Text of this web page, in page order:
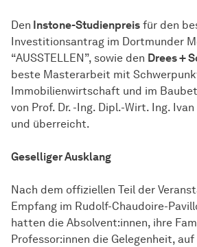
Den Instone-Studienpreis für den
Investitionsantrag im Dortmunder
“AUSSTELLEN”, sowie den Drees +
beste Masterarbeit mit
Immobilienwirtschaft und im
von Prof. Dr. -Ing. Dipl.-Wirt. Ing.
und überreicht.
Geselliger Ausklang
Nach dem offiziellen Teil der
Empfang im Rudolf-Chaudoire-
hatten die Absolvent:innen, ihre
Professor:innen die Gelegenheit,